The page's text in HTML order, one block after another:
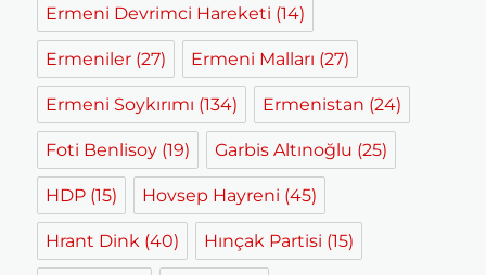
Ermeni Devrimci Hareketi (14)
Ermeniler (27) Ermeni Malları (27)
Ermeni Soykırımı (134) Ermenistan (24)
Foti Benlisoy (19) Garbis Altınoğlu (25)
HDP (15) Hovsep Hayreni (45)
Hrant Dink (40) Hınçak Partisi (15)